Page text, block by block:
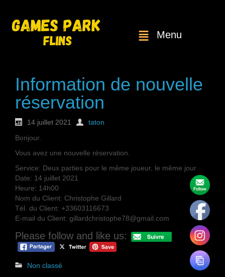
Menu
Information de nouvelle
réservation
14 juillet 2021
taton
Bonjour.
Vous avez une nouvelle réservation.
Service: Deux parties pour le même joueur, le même jour
Date: 14 juillet 2021
Heure: 14h00
Nom du Client: Christophe Gillard
Tél. du Client: +33603116673
E-mail du Client: gillardchristophe78@gmail.com
Please follow and like us:
Non classé